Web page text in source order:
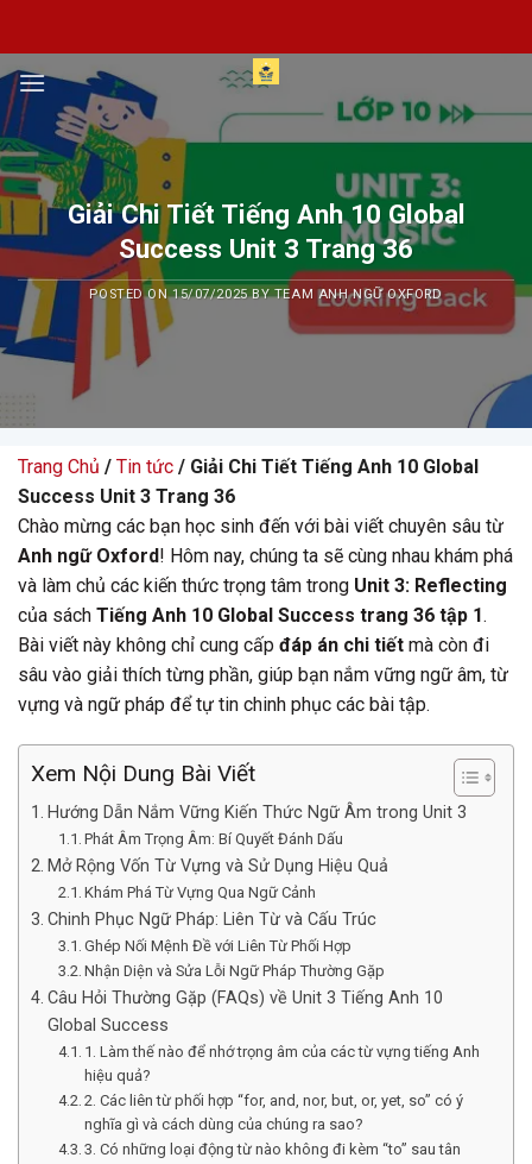
content
Giải Chi Tiết Tiếng Anh 10 Global
Success Unit 3 Trang 36
POSTED ON15/07/2025BYTEAM ANH NGỮ OXFORD
Trang Chủ / Tin tức / Giải Chi Tiết Tiếng Anh 10 Global
Success Unit 3 Trang 36
Chào mừng các bạn học sinh đến với bài viết chuyên sâu từ
Anh ngữ Oxford! Hôm nay, chúng ta sẽ cùng nhau khám phá
và làm chủ các kiến thức trọng tâm trong Unit 3: Reflecting
của sách Tiếng Anh 10 Global Success trang 36 tập 1.
Bài viết này không chỉ cung cấp đáp án chi tiết mà còn đi
sâu vào giải thích từng phần, giúp bạn nắm vững ngữ âm, từ
vựng và ngữ pháp để tự tin chinh phục các bài tập.
Xem Nội Dung Bài Viết
Hướng Dẫn Nắm Vững Kiến Thức Ngữ Âm trong Unit 3
Phát Âm Trọng Âm: Bí Quyết Đánh Dấu
Mở Rộng Vốn Từ Vựng và Sử Dụng Hiệu Quả
Khám Phá Từ Vựng Qua Ngữ Cảnh
Chinh Phục Ngữ Pháp: Liên Từ và Cấu Trúc
Ghép Nối Mệnh Đề với Liên Từ Phối Hợp
Nhận Diện và Sửa Lỗi Ngữ Pháp Thường Gặp
Câu Hỏi Thường Gặp (FAQs) về Unit 3 Tiếng Anh 10
Global Success
1. Làm thế nào để nhớ trọng âm của các từ vựng tiếng Anh
hiệu quả?
2. Các liên từ phối hợp “for, and, nor, but, or, yet, so” có ý
nghĩa gì và cách dùng của chúng ra sao?
3. Có những loại động từ nào không đi kèm “to” sau tân